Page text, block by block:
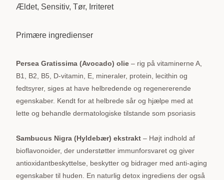
Ældet, Sensitiv, Tør, Irriteret
Primære ingredienser
Persea Gratissima (Avocado) olie – rig på vitaminerne A,
B1, B2, B5, D-vitamin, E, mineraler, protein, lecithin og
fedtsyrer, siges at have helbredende og regenererende
egenskaber. Kendt for at helbrede sår og hjælpe med at
lette og behandle dermatologiske tilstande som psoriasis
Sambucus Nigra (Hyldebær) ekstrakt – Højt indhold af
bioflavonoider, der understøtter immunforsvaret og giver
antioxidantbeskyttelse, beskytter og bidrager med anti-aging
egenskaber til huden. En naturlig detox ingrediens der også